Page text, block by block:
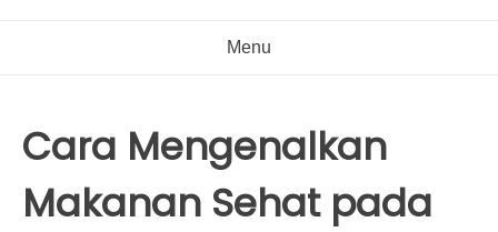
Menu
Cara Mengenalkan
Makanan Sehat pada